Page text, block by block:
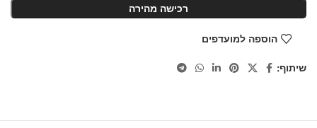
רכישה מהירה
הוספה למועדפים
שיתוף: